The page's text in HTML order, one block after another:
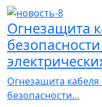
Огнезащита
Огнезащита
безопасности…